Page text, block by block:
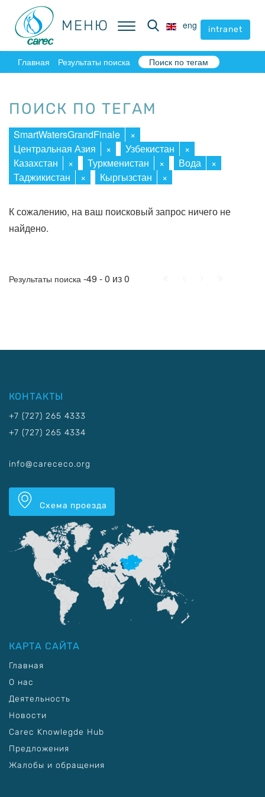
МЕНЮ eng intranet
МЕНЮ eng intranet
Главная Результаты поиска Поиск по тегам
ПОИСК ПО ТЕГАМ
SmartWatersGrandFinale
×
Центральная Азия
× Узбекистан
×
Казахстан
× Туркменистан × Вода
×
Таджикистан
× Кыргызстан ×
К сожалению, на ваш поисковый запрос ничего не
найдено.
Результаты поиска -49 - 0 из 0
КОНТАКТЫ
+7 (727) 265 4333
+7 (727) 265 4334
info@carececo.org
Схема проезда
КАРТА САЙТА
Главная
О нас
Деятельность
Новости
Carec Knowlegde Hub
Предложения
Жалобы и обращения